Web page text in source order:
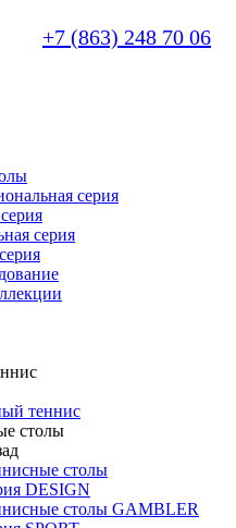
+7 (863) 248 70 06
серия
серия
теннис
столы
столы
DESIGN
столы GAMBLER